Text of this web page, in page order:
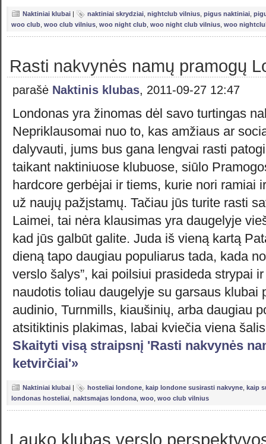
Naktiniai klubai | naktiniai skrydziai nightclub vilnius pigus naktiniai
woo club woo club vilnius woo night club woo night club vilnius woo
Rasti nakvynės namų pramogų
parašė Naktinis klubas, 2011-09-27 12:47
Londonas yra žinomas dėl savo turtingas
Nepriklausomai nuo to, kas amžiaus ar
dalyvauti, jums bus gana lengvai rasti
taikant naktiniuose klubuose, siūlo
hardcore gerbėjai ir tiems, kurie nori ramiai
už naujų pažįstamų. Tačiau jūs turite rasti
Laimei, tai nėra klausimas yra daugelyje
kad jūs galbūt galite. Juda iš vieną kartą
dieną tapo daugiau populiarus tada, kada
verslo šalys”, kai poilsiui prasideda strypai
naudotis toliau daugelyje su garsaus klubai
audinio, Turnmills, kiaušinių, arba daugiau
atsitiktinis plakimas, labai kviečia viena
Skaityti visą straipsnį 'Rasti nakvynės
ketvirčiai'»
Naktiniai klubai | hosteliai londone kaip londone susirasti nakvyne kaip
londonas hosteliai naktsmajas londona woo woo club vilnius
Lauko klubas verslo